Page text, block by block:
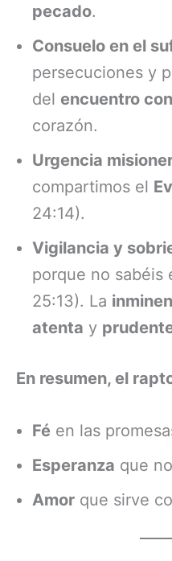
pecado.
Consuelo en el
persecuciones y
del encuentro
corazón.
Urgencia
compartimos el
24:14).
Vigilancia y
porque no sabéis
25:13). La
atenta y
En resumen, el
Fé en las
Esperanza que
Amor que sirve